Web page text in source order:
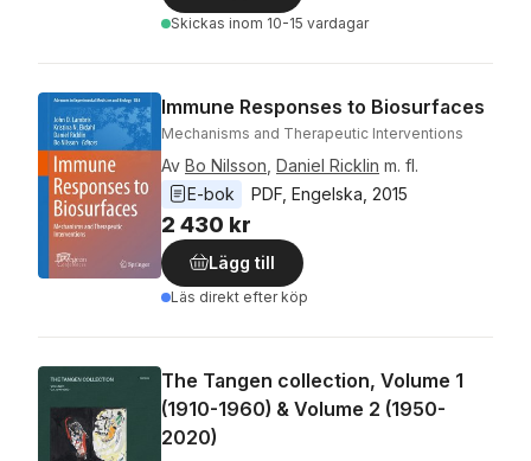
Skickas inom 10-15 vardagar
Immune Responses to Biosurfaces
Mechanisms and Therapeutic Interventions
Av Bo Nilsson Daniel Ricklin m. fl.
E-bok
PDF Engelska 2015
2 430 kr
Lägg till
Läs direkt efter köp
The Tangen collection, Volume 1
(1910-1960) & Volume 2 (1950-
2020)